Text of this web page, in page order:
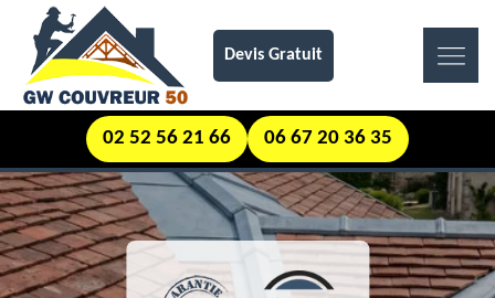
Devis Gratuit
02 52 56 21 66 06 67 20 36 35